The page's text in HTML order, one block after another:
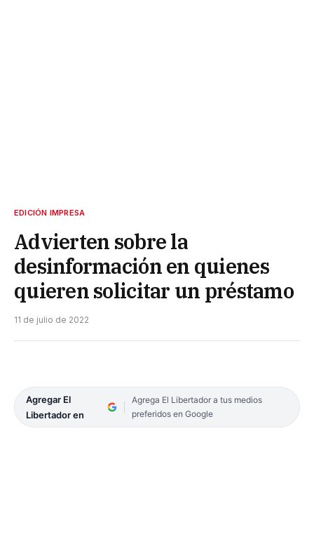
EDICIÓN IMPRESA
Advierten sobre la
desinformación en quienes
quieren solicitar un préstamo
11 de julio de 2022
Agregar El
Libertador en
Agrega El Libertador a tus medios
preferidos en Google